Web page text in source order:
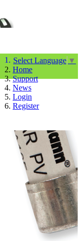
Select Language ▼
Home
Support
News
Login
Register